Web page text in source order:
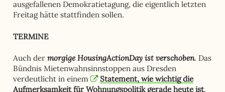
ausgefallenen Demokratietagung, die eigentlich letzten
Freitag hätte stattfinden sollen.
TERMINE
Auch der morgige HousingActionDay ist verschoben. Das
Bündnis Mietenwahnsinnstoppen aus Dresden
verdeutlicht in einem
Statement, wie wichtig die
Aufmerksamkeit für Wohnungspolitik gerade heute ist.